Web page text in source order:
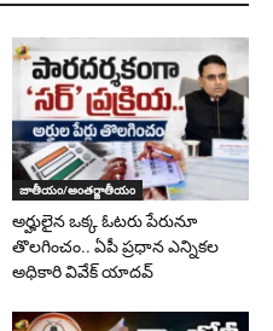
జాతీయం/అంతర్జాతీయం
అర్హులైన ఒక్క ఓటరు పేరునూ
తొలగించం.. ఏపీ ప్రధాన ఎన్నికల
అధికారి వివేక్ యాదవ్